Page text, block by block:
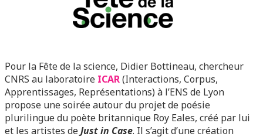
Pour la Fête de la science, Didier Bottineau, chercheur
CNRS au laboratoire ICAR(Interactions, Corpus,
Apprentissages, Représentations) à l’ENS de Lyon
propose une soirée autour du projet de poésie
plurilingue du poète britannique Roy Eales, créé par lui
et les artistes deJust in Case. Il s’agit d’une création